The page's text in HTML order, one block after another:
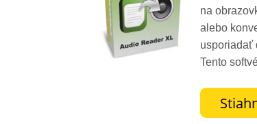
na
alebo
usporiadať
Tento